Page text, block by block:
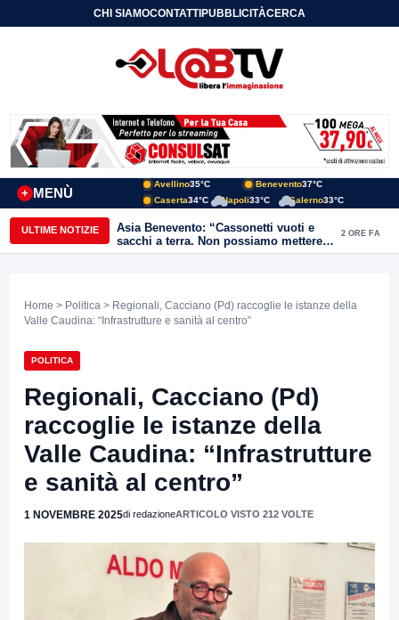
CHI SIAMOCONTATTIPUBBLICITÀCERCA
MENÙ
+
Avellino35°C Benevento37°C
Caserta34°C Napoli33°C Salerno33°C
ULTIME NOTIZIE
Asia Benevento: “Cassonetti vuoti e
sacchi a terra. Non possiamo mettere
una toppa alla mancanza di rispetto”
2 ORE FA
Home > Politica > Regionali, Cacciano (Pd) raccoglie le istanze della
Valle Caudina: “Infrastrutture e sanità al centro”
POLITICA
Regionali, Cacciano (Pd)
raccoglie le istanze della
Valle Caudina: “Infrastrutture
e sanità al centro”
1 NOVEMBRE 2025di redazioneARTICOLO VISTO 212 VOLTE